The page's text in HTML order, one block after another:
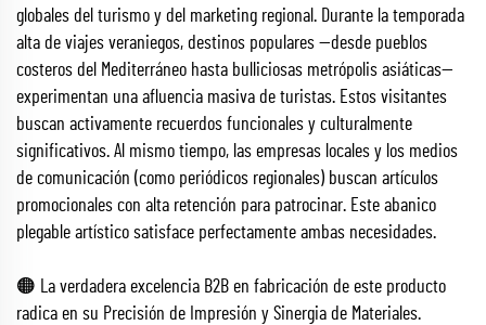
globales del turismo y del marketing regional. Durante la temporada
alta de viajes veraniegos, destinos populares —desde pueblos
costeros del Mediterráneo hasta bulliciosas metrópolis asiáticas—
experimentan una afluencia masiva de turistas. Estos visitantes
buscan activamente recuerdos funcionales y culturalmente
significativos. Al mismo tiempo, las empresas locales y los medios
de comunicación (como periódicos regionales) buscan artículos
promocionales con alta retención para patrocinar. Este abanico
plegable artístico satisface perfectamente ambas necesidades.
🟠 La verdadera excelencia B2B en fabricación de este producto
radica en su Precisión de Impresión y Sinergia de Materiales.